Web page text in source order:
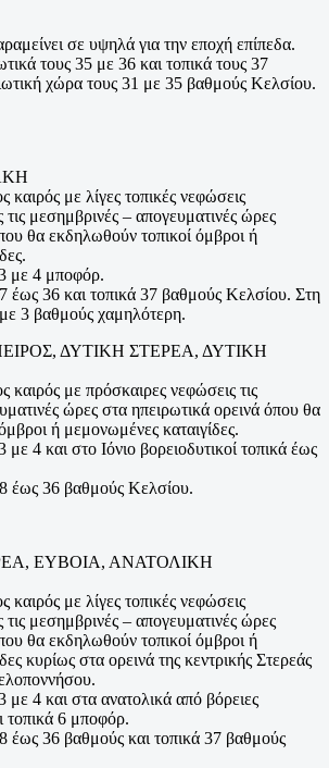
σε υψηλά για την εποχή επίπεδα.
τους 35 με 36 και τοπικά τους 37
χώρα τους 31 με 35 βαθμούς Κελσίου.
καιρός με λίγες τοπικές νεφώσεις
μεσημβρινές – απογευματινές ώρες
θα εκδηλωθούν τοπικοί όμβροι ή
με 4 μποφόρ.
36 και τοπικά 37 βαθμούς Κελσίου. Στη
3 βαθμούς χαμηλότερη.
ΔΥΤΙΚΗ ΣΤΕΡΕΑ, ΔΥΤΙΚΗ
καιρός με πρόσκαιρες νεφώσεις τις
ώρες στα ηπειρωτικά ορεινά όπου θα
ή μεμονωμένες καταιγίδες.
4 και στο Ιόνιο βορειοδυτικοί τοπικά έως
έως 36 βαθμούς Κελσίου.
ΕΥΒΟΙΑ, ΑΝΑΤΟΛΙΚΗ
καιρός με λίγες τοπικές νεφώσεις
μεσημβρινές – απογευματινές ώρες
θα εκδηλωθούν τοπικοί όμβροι ή
κυρίως στα ορεινά της κεντρικής Στερεάς
με 4 και στα ανατολικά από βόρειες
τοπικά 6 μποφόρ.
36 βαθμούς και τοπικά 37 βαθμούς